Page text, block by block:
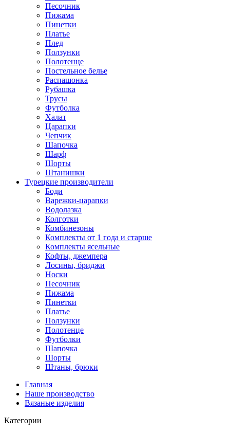
Песочник
Пижама
Пинетки
Платье
Плед
Ползунки
Полотенце
Постельное белье
Распашонка
Рубашка
Трусы
Футболка
Халат
Царапки
Чепчик
Шапочка
Шарф
Шорты
Штанишки
Турецкие производители
Боди
Варежки-царапки
Водолазка
Колготки
Комбинезоны
Комплекты от 1 года и старше
Комплекты ясельные
Кофты, джемпера
Лосины, бриджи
Носки
Песочник
Пижама
Пинетки
Платье
Ползунки
Полотенце
Футболки
Шапочка
Шорты
Штаны, брюки
Главная
Наше производство
Вязаные изделия
Категории